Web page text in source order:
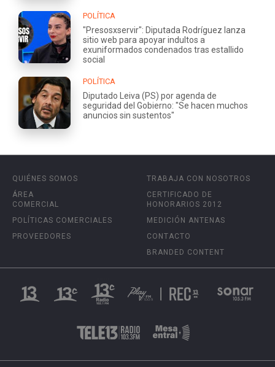
POLÍTICA
"Presosxservir": Diputada Rodríguez lanza
sitio web para apoyar indultos a
exuniformados condenados tras estallido
social
POLÍTICA
Diputado Leiva (PS) por agenda de
seguridad del Gobierno: "Se hacen muchos
anuncios sin sustentos"
QUIÉNES SOMOS
ÁREA
COMERCIAL
POLÍTICAS COMERCIALES
PROVEEDORES
TRABAJA CON NOSOTROS
CERTIFICADO DE
HONORARIOS 2012
MEDICIÓN ANTENAS
CONTACTO
BRANDED CONTENT